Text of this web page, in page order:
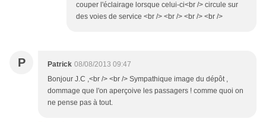
couper l'éclairage lorsque celui-ci<br /> circule sur
des voies de service <br /> <br /> <br /> <br />
P Patrick 08/08/2013 09:47
Bonjour J.C ,<br /> <br /> Sympathique image du dépôt ,
dommage que l'on aperçoive les passagers ! comme quoi on
ne pense pas à tout.